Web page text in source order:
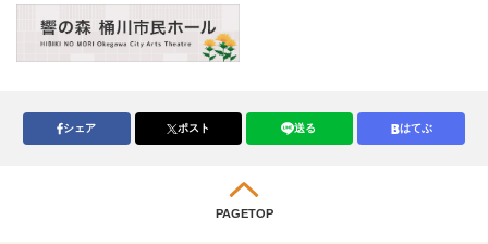
シェア ポスト 送る はてぶ
PAGETOP